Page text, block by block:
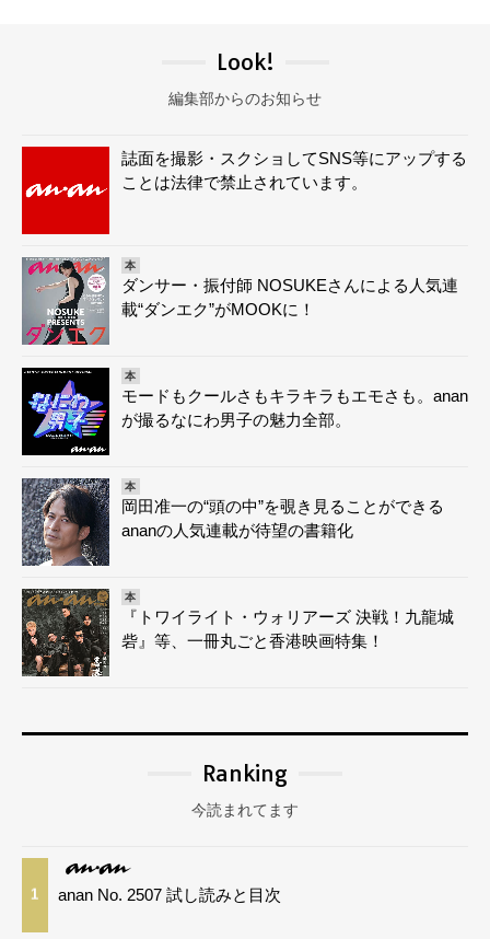
Look!
編集部からのお知らせ
誌面を撮影・スクショしてSNS等にアップする
ことは法律で禁止されています。
本
ダンサー・振付師 NOSUKEさんによる人気連
載“ダンエク”がMOOKに！
本
モードもクールさもキラキラもエモさも。anan
が撮るなにわ男子の魅力全部。
本
岡田准一の“頭の中”を覗き見ることができる
ananの人気連載が待望の書籍化
本
『トワイライト・ウォリアーズ 決戦！九龍城
砦』等、一冊丸ごと香港映画特集！
Ranking
今読まれてます
1 anan No. 2507 試し読みと目次